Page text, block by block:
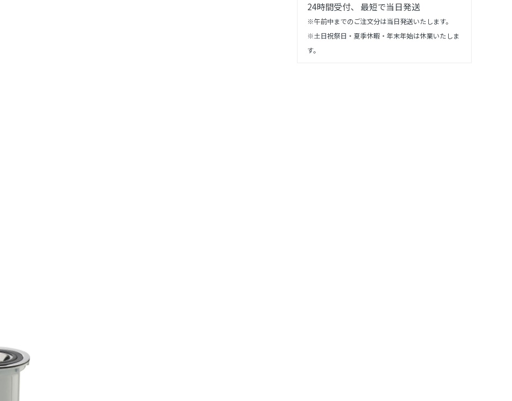
24時間受付、 最短で当日発送
※午前中までのご注文分は当日発送いたします。
※土日祝祭日・夏季休暇・年末年始は休業いたしま
す。